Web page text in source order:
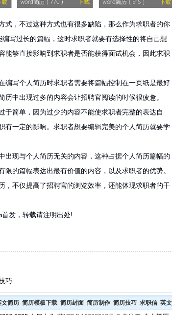
式，不过这种方式也有很多缺陷，那么作为求职者的你
写过长的篇幅，这时求职者就要有选择性的将自己想
能够直接影响到求职者是否能获得面试机会，因此求职
写个人简历时求职者需要将篇幅控制在一页纸是最好
中出现过多的内容会让招聘官阅读的时候很疲惫。
简单，因为过少的内容不能使求职者完整的表达自
有一定的影响。求职者想要编辑完美的个人简历就要学
现与个人简历无关的内容，这种占据个人简历篇幅的
的篇幅表达出最有价值的内容，以及求职者的优势。
，不仅提高了招聘官的浏览效率，还能体现求职者的干
首发，转载请注明出处!
巧
文简历 简历模板下载 简历封面 简历制作 简历技巧 求职信 英